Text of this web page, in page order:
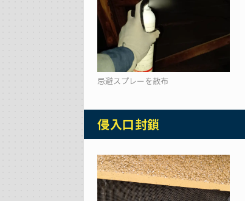
忌避スプレーを散布
侵入口封鎖